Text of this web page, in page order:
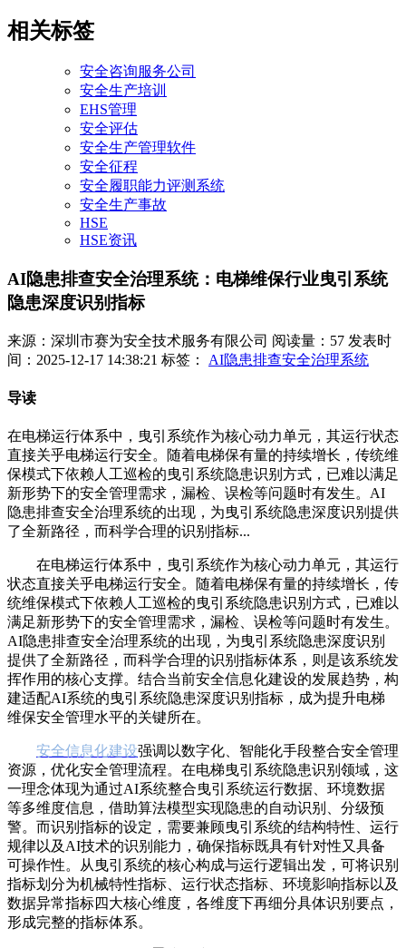
相关标签
安全咨询服务公司
安全生产培训
EHS管理
安全评估
安全生产管理软件
安全征程
安全履职能力评测系统
安全生产事故
HSE
HSE资讯
AI隐患排查安全治理系统：电梯维保行业曳引系统
隐患深度识别指标
来源：深圳市赛为安全技术服务有限公司 阅读量：57 发表时
间：2025-12-17 14:38:21 标签： AI隐患排查安全治理系统
导读
在电梯运行体系中，曳引系统作为核心动力单元，其运行状态
直接关乎电梯运行安全。随着电梯保有量的持续增长，传统维
保模式下依赖人工巡检的曳引系统隐患识别方式，已难以满足
新形势下的安全管理需求，漏检、误检等问题时有发生。AI
隐患排查安全治理系统的出现，为曳引系统隐患深度识别提供
了全新路径，而科学合理的识别指标...
在电梯运行体系中，曳引系统作为核心动力单元，其运行
状态直接关乎电梯运行安全。随着电梯保有量的持续增长，传
统维保模式下依赖人工巡检的曳引系统隐患识别方式，已难以
满足新形势下的安全管理需求，漏检、误检等问题时有发生。
AI隐患排查安全治理系统的出现，为曳引系统隐患深度识别
提供了全新路径，而科学合理的识别指标体系，则是该系统发
挥作用的核心支撑。结合当前安全信息化建设的发展趋势，构
建适配AI系统的曳引系统隐患深度识别指标，成为提升电梯
维保安全管理水平的关键所在。
安全信息化建设强调以数字化、智能化手段整合安全管理
资源，优化安全管理流程。在电梯曳引系统隐患识别领域，这
一理念体现为通过AI系统整合曳引系统运行数据、环境数据
等多维度信息，借助算法模型实现隐患的自动识别、分级预
警。而识别指标的设定，需要兼顾曳引系统的结构特性、运行
规律以及AI技术的识别能力，确保指标既具有针对性又具备
可操作性。从曳引系统的核心构成与运行逻辑出发，可将识别
指标划分为机械特性指标、运行状态指标、环境影响指标以及
数据异常指标四大核心维度，各维度下再细分具体识别要点，
形成完整的指标体系。